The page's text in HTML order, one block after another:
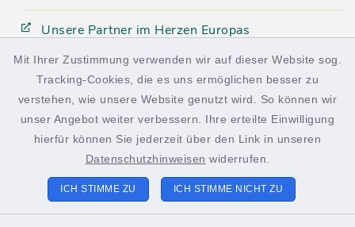
Mit Ihrer Zustimmung verwenden wir auf dieser Website sog.
Tracking-Cookies, die es uns ermöglichen besser zu
verstehen, wie unsere Website genutzt wird. So können wir
unser Angebot weiter verbessern. Ihre erteilte Einwilligung
hierfür können Sie jederzeit über den Link in unseren
Datenschutzhinweisen widerrufen.
ICH STIMME ZU ICH STIMME NICHT ZU
Unsere Partner im Herzen Europas
facebook
instagram
Kontakt